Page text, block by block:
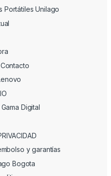
Portátiles Unilago
Digital
y garantías
Bogota